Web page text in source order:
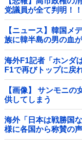
党議員が全て判明！
【ニュース】韓国メ
族に韓半島の男の血
海外F1記者「ホンダ
F1で再びトップに戻
【画像】 サンモニ
供してしまう
海外「日本は戦勝国
様に各国から称賛の声